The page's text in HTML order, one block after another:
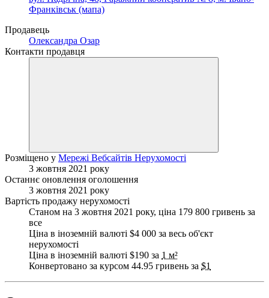
Франківськ (мапа)
Продавець
Олександра Озар
Контакти продавця
Розміщено у Мережі Вебсайтів Нерухомості
3 жовтня 2021 року
Останнє оновлення оголошення
3 жовтня 2021 року
Вартість продажу нерухомості
Станом на 3 жовтня 2021 року, ціна 179 800 гривень за
все
Ціна в іноземній валюті $4 000 за весь об'єкт
нерухомості
Ціна в іноземній валюті $190 за 1 м²
Конвертовано за курсом 44.95 гривень за $1